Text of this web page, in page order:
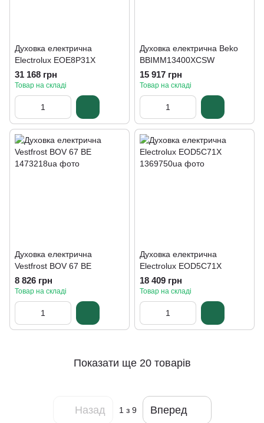
Духовка електрична
Electrolux EOE8P31X
31 168 грн
Товар на складі
Духовка електрична Beko
BBIMM13400XCSW
15 917 грн
Товар на складі
Духовка електрична
Vestfrost BOV 67 BE
8 826 грн
Товар на складі
Духовка електрична
Electrolux EOD5C71X
18 409 грн
Товар на складі
Показати ще 20 товарів
Назад 1 з 9 Вперед